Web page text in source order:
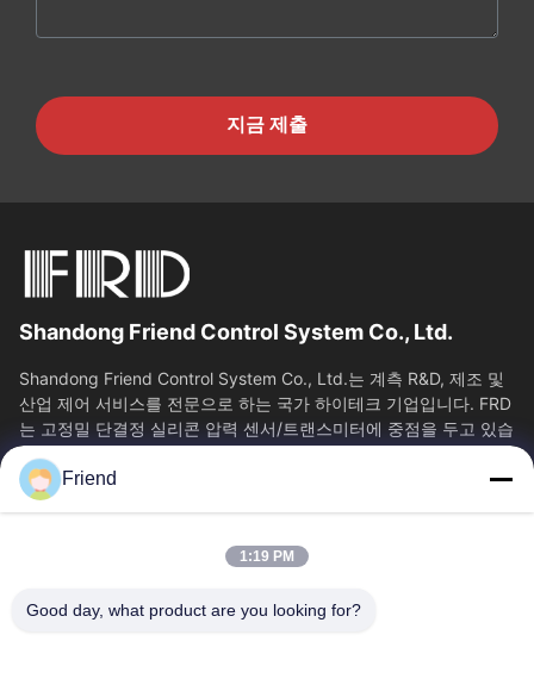
지금 제출
Shandong Friend Control System Co., Ltd.
Shandong Friend Control System Co., Ltd.는 계측 R&D, 제조 및
산업 제어 서비스를 전문으로 하는 국가 하이테크 기업입니다. FRD
는 고정밀 단결정 실리콘 압력 센서/트랜스미터에 중점을 두고 있습
니다. 클래스 0.05...
빠른 링크
회사 소개
공장 투어
품질 관리
Friend
1:19 PM
Good day, what product are you looking for?